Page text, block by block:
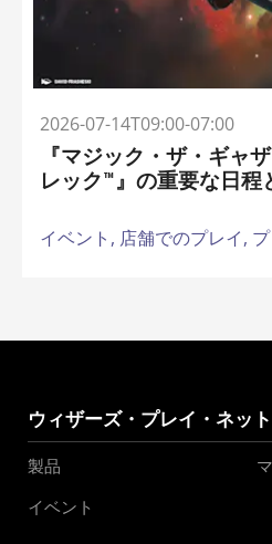
2026-07-14T09:00-07:00
『マジック・ザ・ギャ
レック™』の重要な日程
イベント, 店舗でのプレイ,
ウィザーズ・プレイ・ネッ
製品
イベント